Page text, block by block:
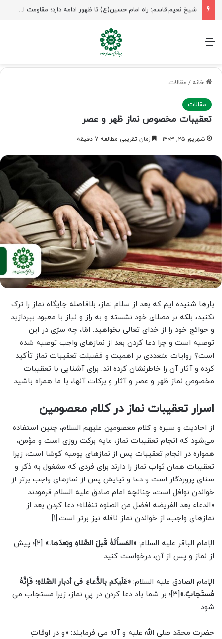
شیخ نعیم قاسم: راه امام حسین(ع) تا ظهور ادامه دارد؛ مقاومت از کربلا الهام می‌گیرد
منو
خانه / مقالات
مقالات
تعقیبات مخصوص نماز ظهر و عصر
شهریور ۲۵, ۱۴۰۳ زمان تقریبی مطالعه 7 دقیقه
بارها شنیده ایم که بعد از سلام نماز، بلافاصله جایگاه نماز را ترک
نکنید، بلکه بر مصلای خود نشسته و به راز و نیاز با معبود بپردازید
و حوائج خود را از خدای تعالی بخواهید. امّا، چه سرّی در این
توصیه است و چرا دعا کردن بعد از نمازهای واجب توصیه شده
است؟ روایات متعددی بر اهمیت و فضیلت تعقیبات نماز تأکید
کرده و آثار آن را خاطرنشان کرده اند. برای آشنایی با تعقیبات
مخصوص نماز ظهر و عصر و آثار و برکات آنها، با ما همراه باشید.
اسرار تعقیبات نماز در کلام معصومین
از احادیث و سیره و کلام معصومین علیهم السلام، چنین استفاده
می‌شود که انجام تعقیبات نماز، مایه برکت روزی است و مؤمن،
همواره در انجام تعقیبات پس از نمازهای یومیه کوشا است، زیرا
تعقیبات همان ثواب نماز را دارند برای فردی که مشغول به ذکر و
سنای پروردگار است و دعا و نیایش پس از نمازهای واجب برتر از
خواندن نوافل است، چنانچه امام صادق علیه السلام فرمودند:
«الدعاء بعد الفریضه افضل من الصلوه تنفلا»؛ دعا کردن بعد از
نمازهای واجب، از خواندن نماز نافله نیز برتر است.[۱]
الإمام الباقر علیه السلام: «المَسأَلَهُ قَبلَ الصَّلاهِ وبَعدَها.»
[۲]؛ پیش
از نماز و پس از آن، درخواست کنید.
الإمام الصادق علیه السلام: «عَلَیکم بِالدُّعاءِ فی أدبارِ الصَّلاهِ؛ فَإِنَّهُ
مُستَجابٌ.»
[۳]؛ بر شما باد دعا کردن در پىِ نماز، زیرا مستجاب مى
شود.
حضرت محمّد صلی الله علیه و آله می فرمایند: «و در اوقاتِ